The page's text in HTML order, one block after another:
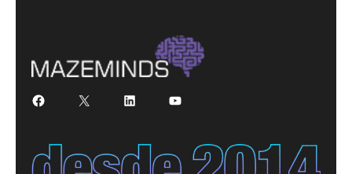
Facebook
X LinkedInYoutube